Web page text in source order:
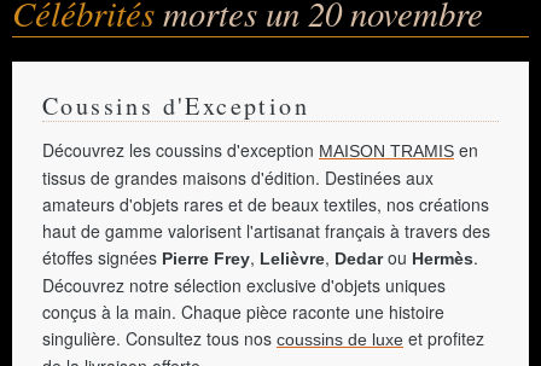
Célébritésmortes un 20 novembre
Coussins d'Exception
Découvrez les coussins d'exception MAISON TRAMIS en
tissus de grandes maisons d'édition. Destinées aux
amateurs d'objets rares et de beaux textiles, nos créations
haut de gamme valorisent l'artisanat français à travers des
étoffes signées Pierre Frey, Lelièvre, Dedarou Hermès.
Découvrez notre sélection exclusive d'objets uniques
conçus à la main. Chaque pièce raconte une histoire
singulière. Consultez tous nos coussins de luxe et profitez